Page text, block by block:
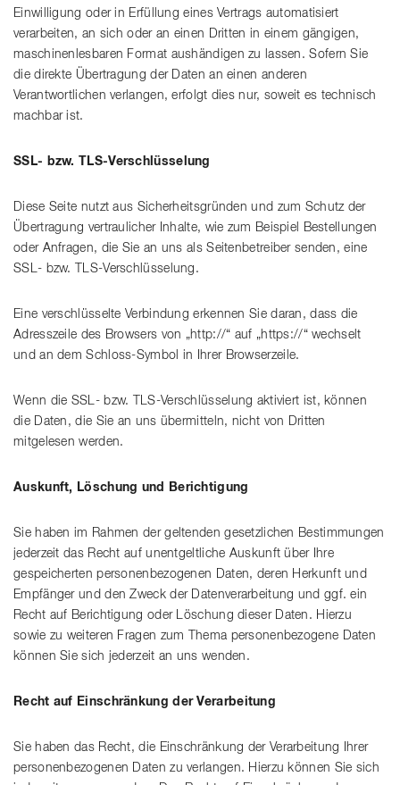
Einwilligung oder in Erfüllung eines Vertrags automatisiert
verarbeiten, an sich oder an einen Dritten in einem gängigen,
maschinenlesbaren Format aushändigen zu lassen. Sofern Sie
die direkte Übertragung der Daten an einen anderen
Verantwortlichen verlangen, erfolgt dies nur, soweit es technisch
machbar ist.
SSL- bzw. TLS-Verschlüsselung
Diese Seite nutzt aus Sicherheitsgründen und zum Schutz der
Übertragung vertraulicher Inhalte, wie zum Beispiel Bestellungen
oder Anfragen, die Sie an uns als Seitenbetreiber senden, eine
SSL- bzw. TLS-Verschlüsselung.
Eine verschlüsselte Verbindung erkennen Sie daran, dass die
Adresszeile des Browsers von „http://“ auf „https://“ wechselt
und an dem Schloss-Symbol in Ihrer Browserzeile.
Wenn die SSL- bzw. TLS-Verschlüsselung aktiviert ist, können
die Daten, die Sie an uns übermitteln, nicht von Dritten
mitgelesen werden.
Auskunft, Löschung und Berichtigung
Sie haben im Rahmen der geltenden gesetzlichen Bestimmungen
jederzeit das Recht auf unentgeltliche Auskunft über Ihre
gespeicherten personenbezogenen Daten, deren Herkunft und
Empfänger und den Zweck der Datenverarbeitung und ggf. ein
Recht auf Berichtigung oder Löschung dieser Daten. Hierzu
sowie zu weiteren Fragen zum Thema personenbezogene Daten
können Sie sich jederzeit an uns wenden.
Recht auf Einschränkung der Verarbeitung
Sie haben das Recht, die Einschränkung der Verarbeitung Ihrer
personenbezogenen Daten zu verlangen. Hierzu können Sie sich